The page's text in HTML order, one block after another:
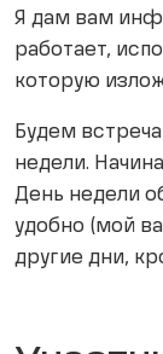
Я дам вам
работает,
которую
Будем
недели.
День недели
удобно (мой
другие дни,